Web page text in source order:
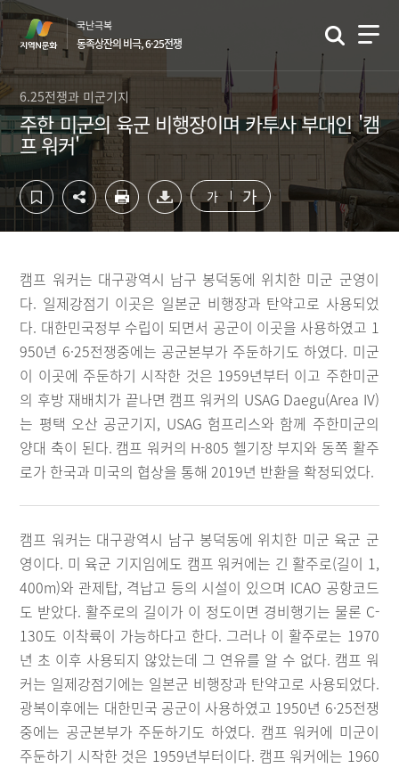
컨
텐
츠
영
역
바
로
가
기
하
단
영
역
바
로
가
기
국난극복
동족상잔의 비극, 6·25전쟁
6.25전쟁과 미군기지
주한 미군의 육군 비행장이며 카투사 부대인 '캠
프 워커'
가 가
캠프 워커는 대구광역시 남구 봉덕동에 위치한 미군 군영이
다. 일제강점기 이곳은 일본군 비행장과 탄약고로 사용되었
다. 대한민국정부 수립이 되면서 공군이 이곳을 사용하였고 1
950년 6·25전쟁중에는 공군본부가 주둔하기도 하였다. 미군
이 이곳에 주둔하기 시작한 것은 1959년부터 이고 주한미군
의 후방 재배치가 끝나면 캠프 워커의 USAG Daegu(Area IV)
는 평택 오산 공군기지, USAG 험프리스와 함께 주한미군의
양대 축이 된다. 캠프 워커의 H-805 헬기장 부지와 동쪽 활주
로가 한국과 미국의 협상을 통해 2019년 반환을 확정되었다.
캠프 워커는 대구광역시 남구 봉덕동에 위치한 미군 육군 군
영이다. 미 육군 기지임에도 캠프 워커에는 긴 활주로(길이 1,
400m)와 관제탑, 격납고 등의 시설이 있으며 ICAO 공항코드
도 받았다. 활주로의 길이가 이 정도이면 경비행기는 물론 C-
130도 이착륙이 가능하다고 한다. 그러나 이 활주로는 1970
년 초 이후 사용되지 않았는데 그 연유를 알 수 없다. 캠프 워
커는 일제강점기에는 일본군 비행장과 탄약고로 사용되었다.
광복이후에는 대한민국 공군이 사용하였고 1950년 6·25전쟁
중에는 공군본부가 주둔하기도 하였다. 캠프 워커에 미군이
주둔하기 시작한 것은 1959년부터이다. 캠프 워커에는 1960